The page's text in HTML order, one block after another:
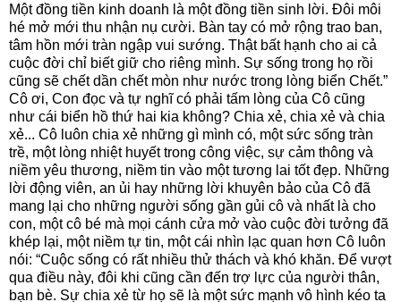
Một đồng tiền kinh doanh là một đồng tiền sinh lời. Đôi môi
hé mở mới thu nhận nụ cười. Bàn tay có mở rộng trao ban,
tâm hồn mới tràn ngập vui sướng. Thật bất hạnh cho ai cả
cuộc đời chỉ biết giữ cho riêng mình. Sự sống trong họ rồi
cũng sẽ chết dần chết mòn như nước trong lòng biển Chết.”
Cô ơi, Con đọc và tự nghĩ có phải tấm lòng của Cô cũng
như cái biển hồ thứ hai kia không? Chia xẻ, chia xẻ và chia
xẻ... Cô luôn chia xẻ những gì mình có, một sức sống tràn
trề, một lòng nhiệt huyết trong công việc, sự cảm thông và
niềm yêu thương, niềm tin vào một tương lai tốt đẹp. Những
lời động viên, an ủi hay những lời khuyên bảo của Cô đã
mang lại cho những người sống gần gủi cô và nhất là cho
con, một cô bé mà mọi cánh cửa mở vào cuộc đời tưởng đã
khép lại, một niềm tự tin, một cái nhìn lạc quan hơn Cô luôn
nói: “Cuộc sống có rất nhiều thử thách và khó khăn. Để vượt
qua điều này, đôi khi cũng cần đến trợ lực của người thân,
bạn bè. Sự chia xẻ từ họ sẽ là một sức mạnh vô hình kéo ta